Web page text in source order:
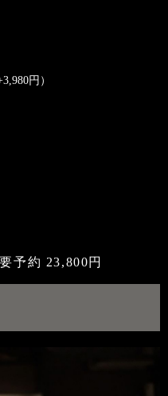
円）
予約 23,800円